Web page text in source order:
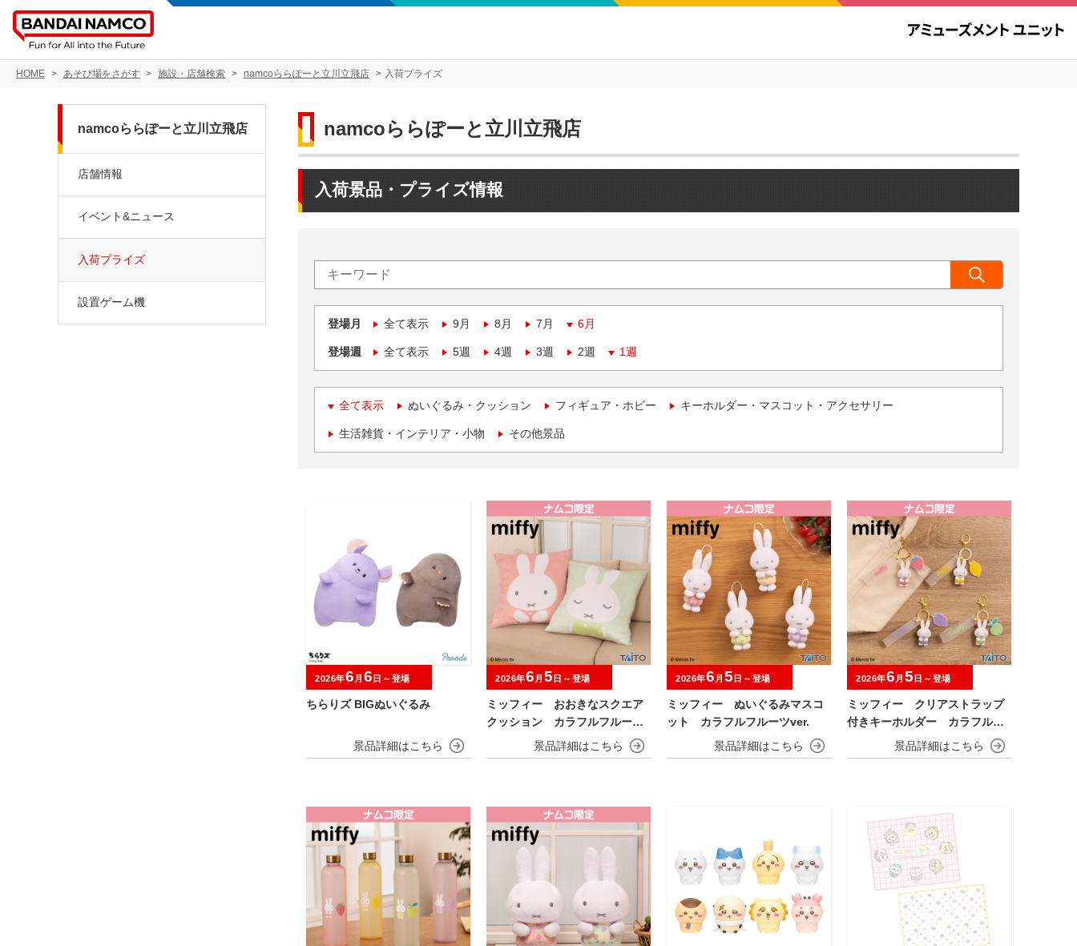
HOME あそび場をさがす 施設・店舗検索 namcoららぽーと立川立飛店 入荷プライズ
namcoららぽーと立川立飛店
入荷景品・プライズ情報
登場月 全て表示 9月 8月 7月 6月
登場週 全て表示 5週 4週 3週 2週 1週
全て表示 ぬいぐるみ・クッション フィギュア・ホビー キーホルダー・マスコット・アクセサリー
生活雑貨・インテリア・小物 その他景品
ちらりズ BIGぬいぐるみ
2026年6 月 6 日～登場
ミッフィー おおきなスクエア
クッション カラフルフルーツv
2026年6 月 5 日～登場
ミッフィー ぬいぐるみマスコ
ット カラフルフルーツver.
2026年6 月 5 日～登場
ミッフィー クリアストラップ
付きキーホルダー カラフルフ
ルーツver.
2026年6 月 5 日～登場
namcoららぽーと立川立飛店
店舗情報
イベント&ニュース
入荷プライズ
設置ゲーム機